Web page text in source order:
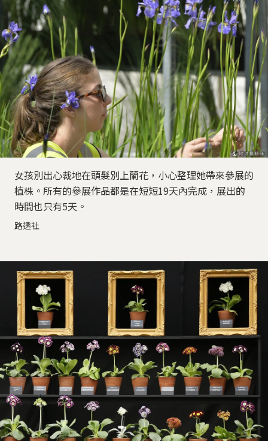
女孩別出心裁地在頭髮別上蘭花，小心整理她帶來參展的
植株。所有的參展作品都是在短短19天內完成，展出的
時間也只有5天。
路透社